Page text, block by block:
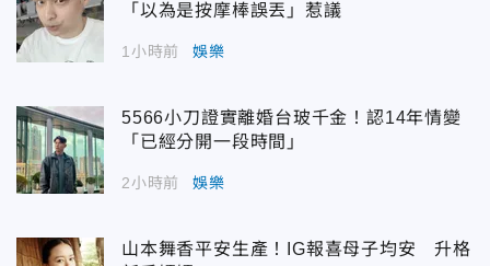
「以為是按摩棒誤丟」惹議
1小時前 娛樂
5566小刀證實離婚台玻千金！認14年情變
「已經分開一段時間」
2小時前 娛樂
山本舞香平安生產！IG報喜母子均安 升格